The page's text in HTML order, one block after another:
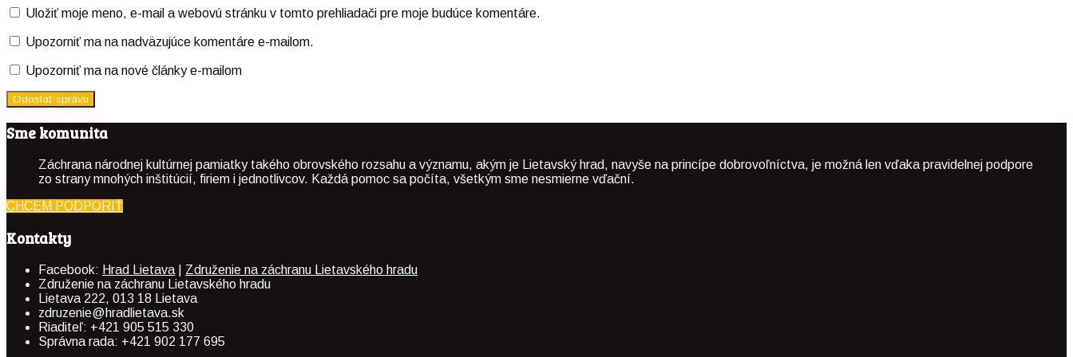
Uložiť moje meno, e-mail a webovú stránku v tomto prehliadači pre moje budúce komentáre.
Upozorniť ma na nadväzujúce komentáre e-mailom.
Upozorniť ma na nové články e-mailom
Sme komunita
Záchrana národnej kultúrnej pamiatky takého obrovského rozsahu a významu, akým je Lietavský hrad, navyše na princípe dobrovoľníctva, je možná len vďaka pravidelnej podpore
zo strany mnohých inštitúcií, firiem i jednotlivcov. Každá pomoc sa počíta, všetkým sme nesmierne vďační.
CHCEM PODPORIŤ
Kontakty
Facebook: Hrad Lietava
Združenie na záchranu Lietavského hradu
Združenie na záchranu Lietavského hradu
Lietava 222, 013 18 Lietava
zdruzenie@hradlietava.sk
Riaditeľ: +421 905 515 330
Správna rada: +421 902 177 695